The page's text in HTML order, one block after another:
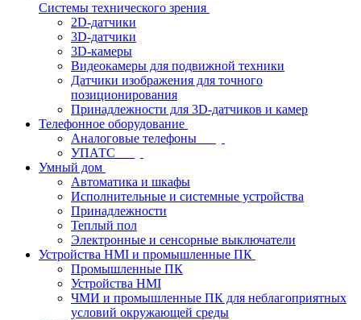
Системы технического зрения
2D-датчики
3D-датчики
3D-камеры
Видеокамеры для подвижной техники
Датчики изображения для точного
позиционирования
Принадлежности для 3D-датчиков и камер
Телефонное оборудование
Аналоговые телефоны
УПАТС
Умный дом
Автоматика и шкафы
Исполнительные и системные устройства
Принадлежности
Теплый пол
Электронные и сенсорные выключатели
Устройства HMI и промышленные ПК
Промышленные ПК
Устройства HMI
ЧМИ и промышленные ПК для неблагоприятных
условий окружающей среды